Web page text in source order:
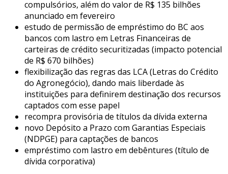
compulsórios, além do valor de R$ 135 bilhões
anunciado em fevereiro
estudo de permissão de empréstimo do BC aos
bancos com lastro em Letras Financeiras de
carteiras de crédito securitizadas (impacto potencial
de R$ 670 bilhões)
flexibilização das regras das LCA (Letras do Crédito
do Agronegócio), dando mais liberdade às
instituições para definirem destinação dos recursos
captados com esse papel
recompra provisória de títulos da dívida externa
novo Depósito a Prazo com Garantias Especiais
(NDPGE) para captações de bancos
empréstimo com lastro em debêntures (título de
dívida corporativa)